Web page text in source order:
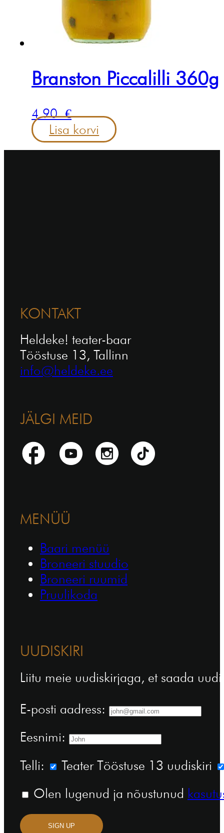
Branston Piccalilli 360g
4.90€
Lisa korvi
KONTAKT
Heldeke! teater-baar
Tööstuse 13, Tallinn
info@heldeke.ee
JÄLGI MEID
MENÜÜ
Baari menüü
Broneeri stuudio
Broneeri ruumid
Pruulikoda
UUDISKIRI
Liitu meie uudiskirjaga, et saada
E-posti aadress:
Eesnimi:
Telli:
Teater Tööstuse 13 uudiskiri
Olen lugenud ja nõustunud
SIGN UP